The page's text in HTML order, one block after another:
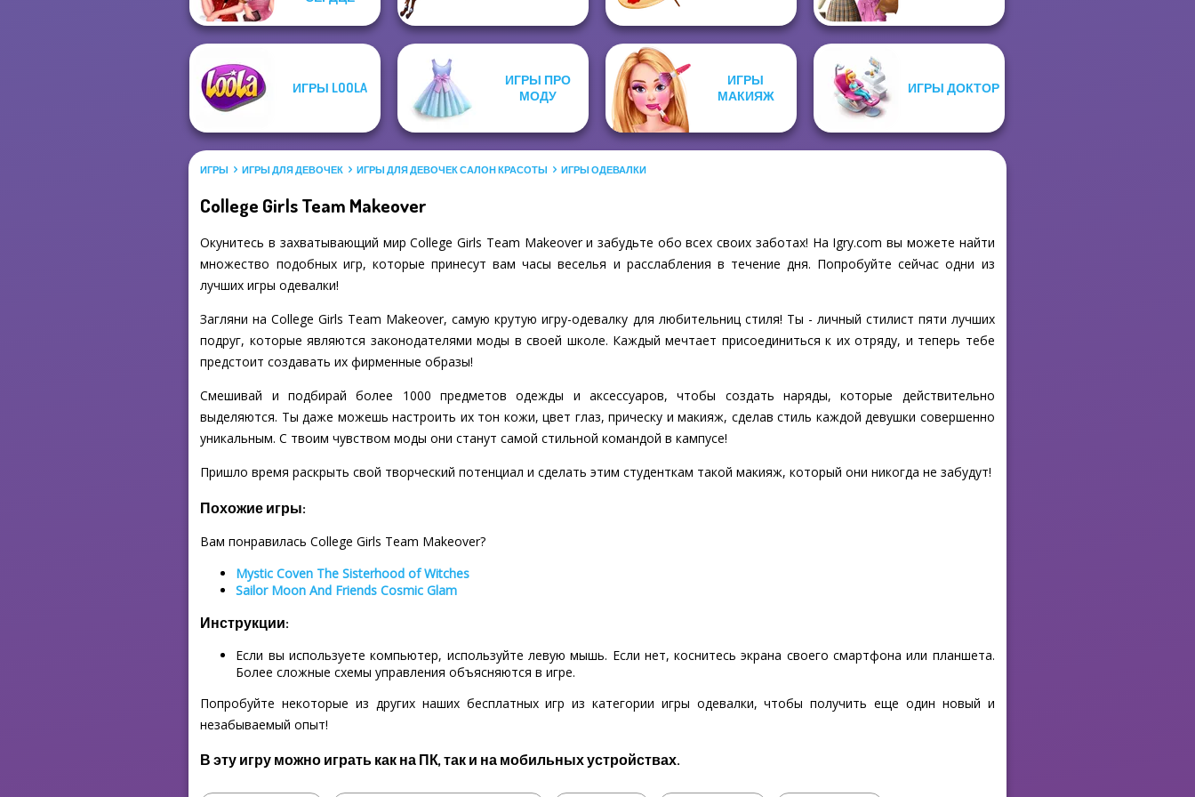
ИГРЫ LOOLA
ИГРЫ ПРО
МОДУ
ИГРЫ
МАКИЯЖ
ИГРЫ ДОКТОР
ИГРЫ ИГРЫ ДЛЯ ДЕВОЧЕК ИГРЫ ДЛЯ ДЕВОЧЕК САЛОН КРАСОТЫ ИГРЫ ОДЕВАЛКИ
College Girls Team Makeover
Окунитесь в захватывающий мир College Girls Team Makeover и забудьте обо всех своих заботах! На Igry.com вы можете найти
множество подобных игр, которые принесут вам часы веселья и расслабления в течение дня. Попробуйте сейчас одни из
лучших игры одевалки!
Загляни на College Girls Team Makeover, самую крутую игру-одевалку для любительниц стиля! Ты - личный стилист пяти лучших
подруг, которые являются законодателями моды в своей школе. Каждый мечтает присоединиться к их отряду, и теперь тебе
предстоит создавать их фирменные образы!
Смешивай и подбирай более 1000 предметов одежды и аксессуаров, чтобы создать наряды, которые действительно
выделяются. Ты даже можешь настроить их тон кожи, цвет глаз, прическу и макияж, сделав стиль каждой девушки совершенно
уникальным. С твоим чувством моды они станут самой стильной командой в кампусе!
Пришло время раскрыть свой творческий потенциал и сделать этим студенткам такой макияж, который они никогда не забудут!
Похожие игры:
Вам понравилась College Girls Team Makeover?
Mystic Coven The Sisterhood of Witches
Sailor Moon And Friends Cosmic Glam
Инструкции:
Если вы используете компьютер, используйте левую мышь. Если нет, коснитесь экрана своего смартфона или планшета.
Более сложные схемы управления объясняются в игре.
Попробуйте некоторые из других наших бесплатных игр из категории игры одевалки, чтобы получить еще один новый и
незабываемый опыт!
В эту игру можно играть как на ПК, так и на мобильных устройствах.